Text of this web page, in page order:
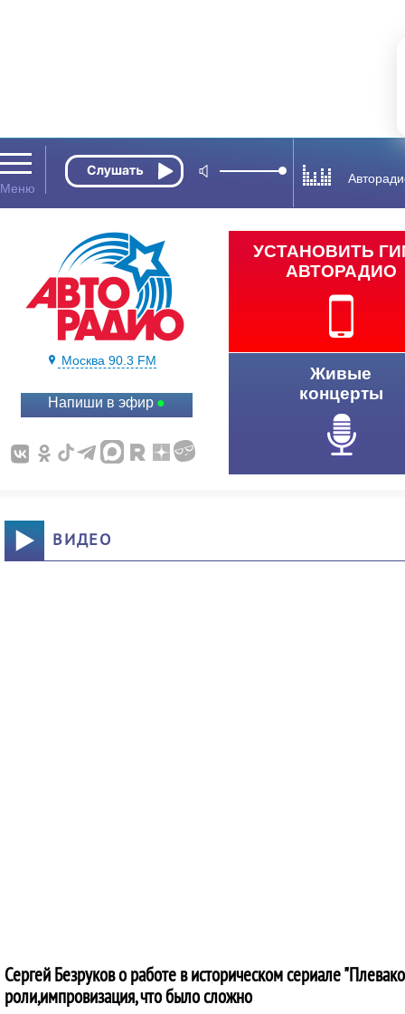
Москва 90.3 FM
Напиши в эфир
УСТАНОВИТЬ
АВТОРАДИО
Живые
концерты
ВИДЕО
Сергей Безруков о работе в историческом сериале
роли,импровизация, что было сложно